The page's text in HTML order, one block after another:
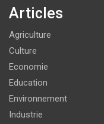
Articles
Agriculture
Culture
Economie
Education
Environnement
Industrie